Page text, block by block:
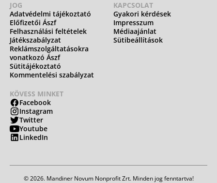
JOG
Adatvédelmi tájékoztató
Előfizetői Ászf
Felhasználási feltételek
Játékszabályzat
Reklámszolgáltatásokra
vonatkozó Ászf
Sütitájékoztató
Kommentelési szabályzat
KAPCSOLAT
Gyakori kérdések
Impresszum
Médiaajánlat
Sütibeállítások
KÖVESS MINKET
Facebook
Instagram
Twitter
Youtube
LinkedIn
© 2026. Mandiner Novum Nonprofit Zrt. Minden jog fenntartva!